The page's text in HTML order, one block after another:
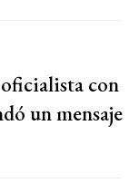
con
un mensaje